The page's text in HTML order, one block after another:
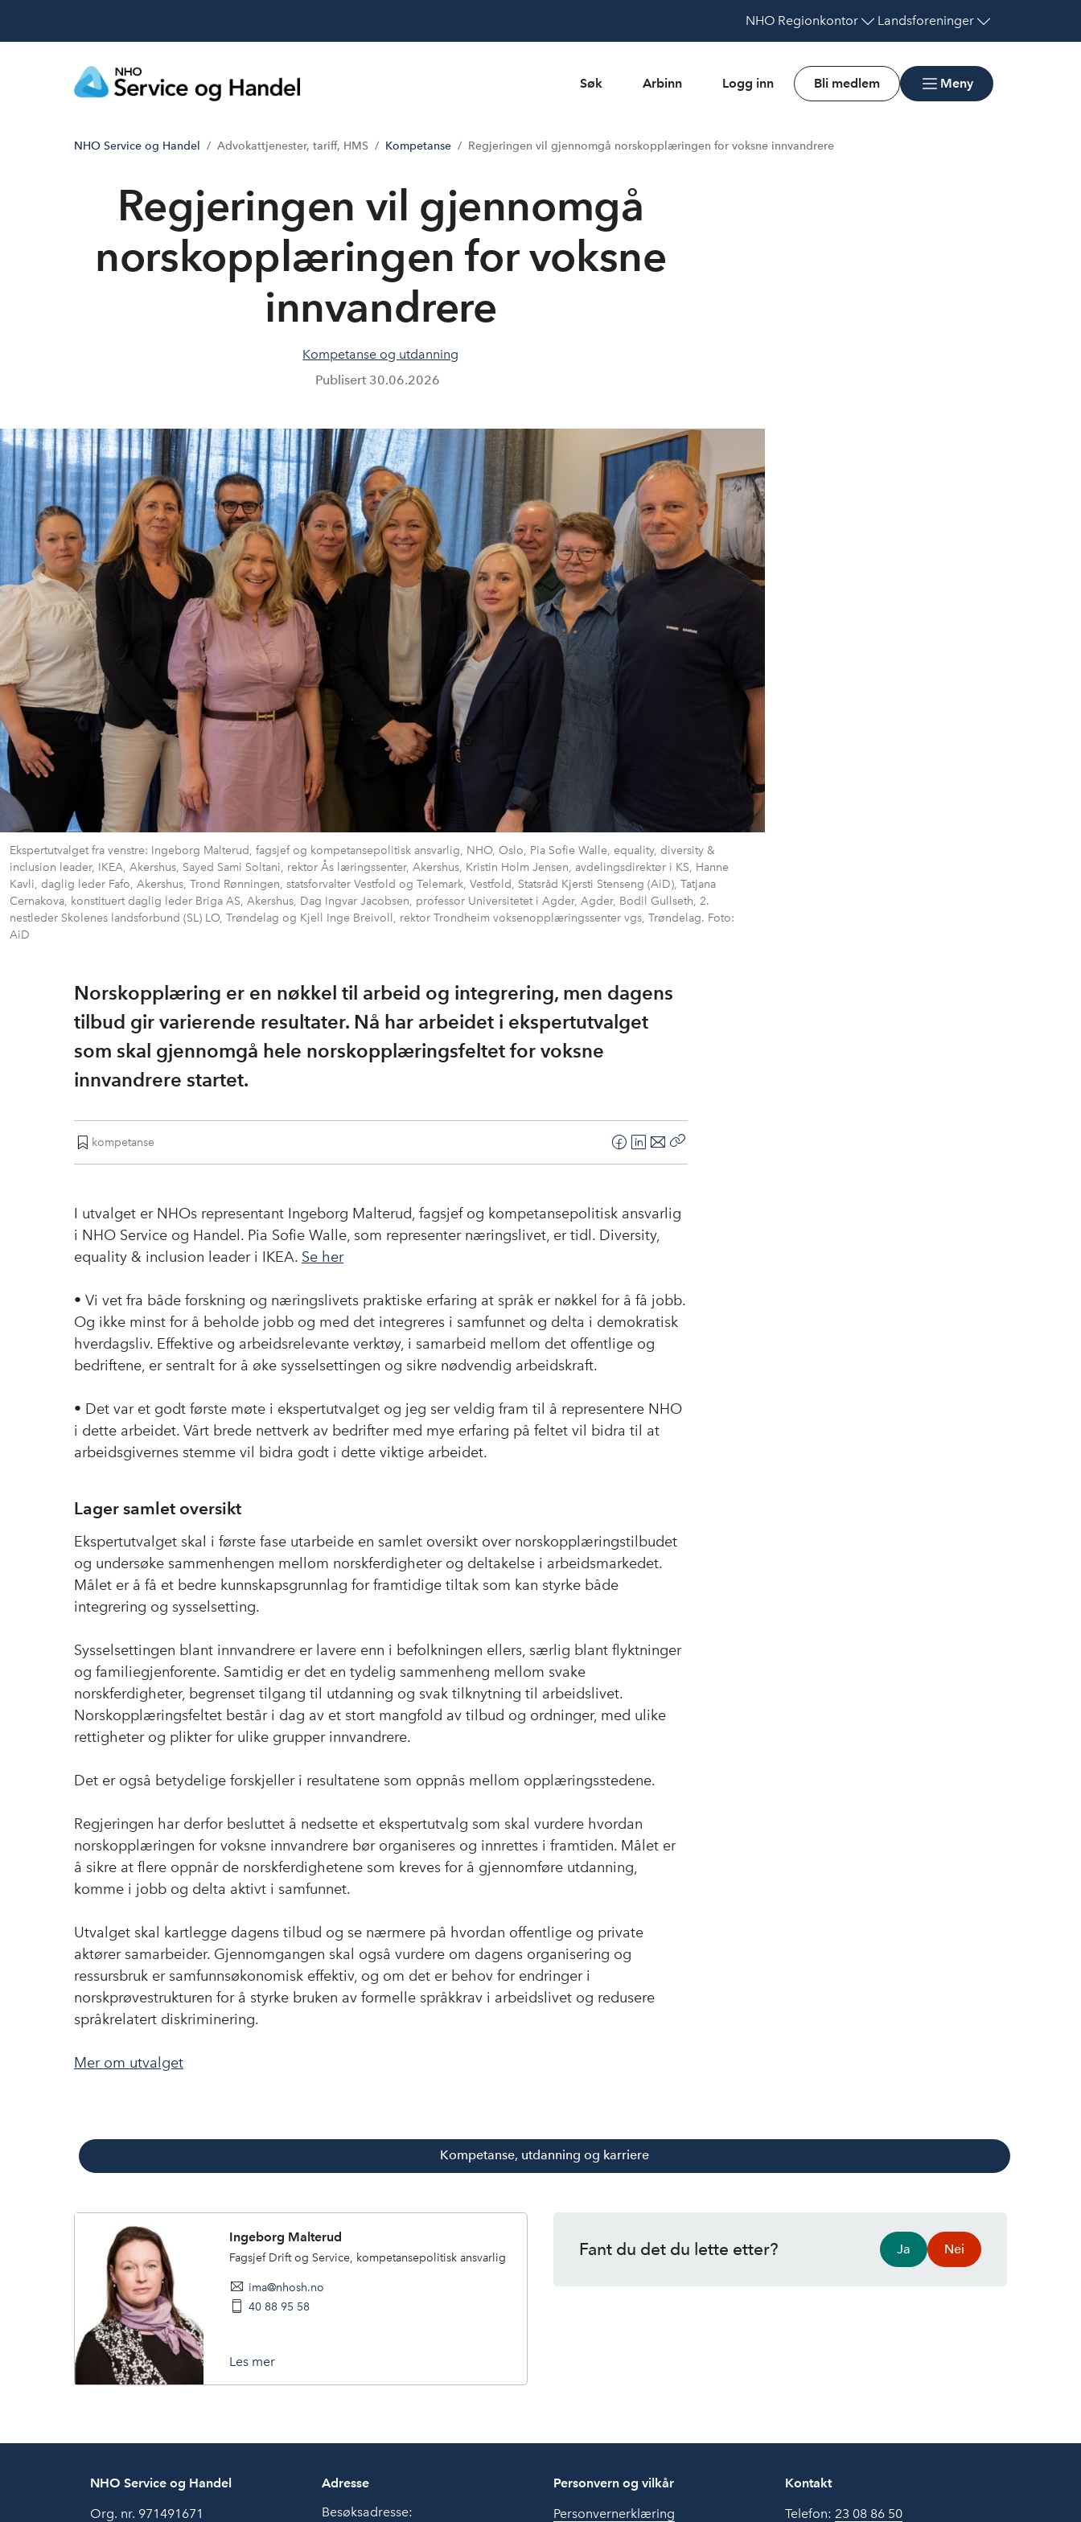
NHO Regionkontor Landsforeninger
Søk Arbinn Logg inn Bli medlem Meny
NHO Service og Handel Advokattjenester, tariff, HMS Kompetanse Regjeringen vil gjennomgå norskopplæringen for voksne innvandrere
Regjeringen vil gjennomgå
norskopplæringen for voksne
innvandrere
Kompetanse og utdanning
Publisert 30.06.2026
Ekspertutvalget fra venstre: Ingeborg Malterud, fagsjef og kompetansepolitisk ansvarlig, NHO, Oslo, Pia Sofie Walle, equality, diversity &
inclusion leader, IKEA, Akershus, Sayed Sami Soltani, rektor Ås læringssenter, Akershus, Kristin Holm Jensen, avdelingsdirektør i KS, Hanne
Kavli, daglig leder Fafo, Akershus, Trond Rønningen, statsforvalter Vestfold og Telemark, Vestfold, Statsråd Kjersti Stenseng (AiD), Tatjana
Cernakova, konstituert daglig leder Briga AS, Akershus, Dag Ingvar Jacobsen, professor Universitetet i Agder, Agder, Bodil Gullseth, 2.
nestleder Skolenes landsforbund (SL) LO, Trøndelag og Kjell Inge Breivoll, rektor Trondheim voksenopplæringssenter vgs, Trøndelag. Foto:
AiD
Norskopplæring er en nøkkel til arbeid og integrering, men dagens
tilbud gir varierende resultater. Nå har arbeidet i ekspertutvalget
som skal gjennomgå hele norskopplæringsfeltet for voksne
innvandrere startet.
kompetanse
F
a
e
b
L
i
k
E
-
o
t
I utvalget er NHOs representant Ingeborg Malterud, fagsjef og kompetansepolitisk ansvarlig
i NHO Service og Handel. Pia Sofie Walle, som representer næringslivet, er tidl. Diversity,
equality & inclusion leader i IKEA. Se her
• Vi vet fra både forskning og næringslivets praktiske erfaring at språk er nøkkel for å få jobb.
Og ikke minst for å beholde jobb og med det integreres i samfunnet og delta i demokratisk
hverdagsliv. Effektive og arbeidsrelevante verktøy, i samarbeid mellom det offentlige og
bedriftene, er sentralt for å øke sysselsettingen og sikre nødvendig arbeidskraft.
• Det var et godt første møte i ekspertutvalget og jeg ser veldig fram til å representere NHO
i dette arbeidet. Vårt brede nettverk av bedrifter med mye erfaring på feltet vil bidra til at
arbeidsgivernes stemme vil bidra godt i dette viktige arbeidet.
Lager samlet oversikt
Ekspertutvalget skal i første fase utarbeide en samlet oversikt over norskopplæringstilbudet
og undersøke sammenhengen mellom norskferdigheter og deltakelse i arbeidsmarkedet.
Målet er å få et bedre kunnskapsgrunnlag for framtidige tiltak som kan styrke både
integrering og sysselsetting.
Sysselsettingen blant innvandrere er lavere enn i befolkningen ellers, særlig blant flyktninger
og familiegjenforente. Samtidig er det en tydelig sammenheng mellom svake
norskferdigheter, begrenset tilgang til utdanning og svak tilknytning til arbeidslivet.
Norskopplæringsfeltet består i dag av et stort mangfold av tilbud og ordninger, med ulike
rettigheter og plikter for ulike grupper innvandrere.
Det er også betydelige forskjeller i resultatene som oppnås mellom opplæringsstedene.
Regjeringen har derfor besluttet å nedsette et ekspertutvalg som skal vurdere hvordan
norskopplæringen for voksne innvandrere bør organiseres og innrettes i framtiden. Målet er
å sikre at flere oppnår de norskferdighetene som kreves for å gjennomføre utdanning,
komme i jobb og delta aktivt i samfunnet.
Utvalget skal kartlegge dagens tilbud og se nærmere på hvordan offentlige og private
aktører samarbeider. Gjennomgangen skal også vurdere om dagens organisering og
ressursbruk er samfunnsøkonomisk effektiv, og om det er behov for endringer i
norskprøvestrukturen for å styrke bruken av formelle språkkrav i arbeidslivet og redusere
språkrelatert diskriminering.
Mer om utvalget
Kompetanse, utdanning og karriere
Ingeborg Malterud
Fagsjef Drift og Service, kompetansepolitisk ansvarlig
ima@nhosh.no
40 88 95 58
Les mer
Fant du det du lette etter? Ja Nei
NHO Service og Handel
Org. nr. 971491671
Adresse
Besøksadresse:
Personvern og vilkår
Personvernerklæring
Kontakt
Telefon: 23 08 86 50